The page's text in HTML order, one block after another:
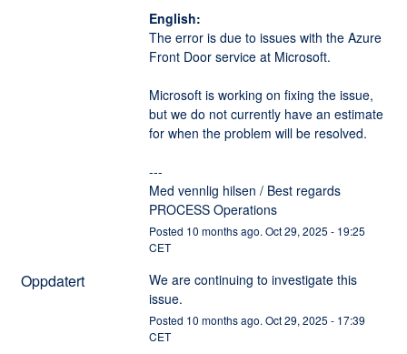
English:
The error is due to issues with the Azure
Front Door service at Microsoft.
Microsoft is working on fixing the issue,
but we do not currently have an estimate
for when the problem will be resolved.
---
Med vennlig hilsen / Best regards
PROCESS Operations
Posted 10 months ago. Oct29, 2025 - 19:25
CET
Oppdatert
We are continuing to investigate this
issue.
Posted 10 months ago. Oct29, 2025 - 17:39
CET